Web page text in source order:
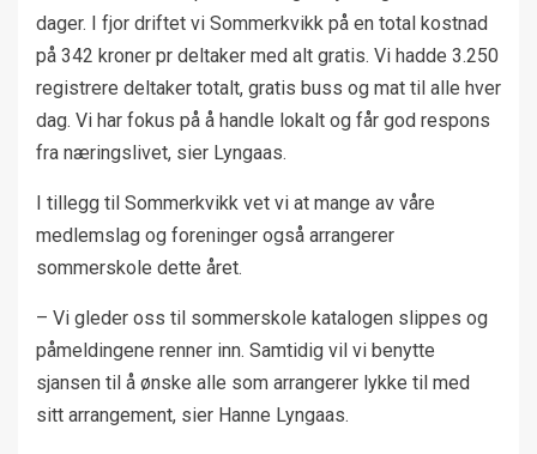
dager. I fjor driftet vi Sommerkvikk på en total kostnad
på 342 kroner pr deltaker med alt gratis. Vi hadde 3.250
registrere deltaker totalt, gratis buss og mat til alle hver
dag. Vi har fokus på å handle lokalt og får god respons
fra næringslivet, sier Lyngaas.
I tillegg til Sommerkvikk vet vi at mange av våre
medlemslag og foreninger også arrangerer
sommerskole dette året.
– Vi gleder oss til sommerskole katalogen slippes og
påmeldingene renner inn. Samtidig vil vi benytte
sjansen til å ønske alle som arrangerer lykke til med
sitt arrangement, sier Hanne Lyngaas.